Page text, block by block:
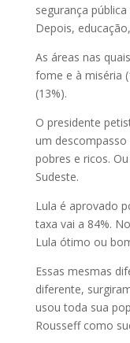
segurança
Depois,
As áreas nas
fome e à miséria
(13%).
O presidente
um
pobres e ricos.
Sudeste.
Lula é aprovado
taxa vai a 84%.
Lula ótimo ou
Essas mesmas
diferente,
usou toda sua
Rousseff como